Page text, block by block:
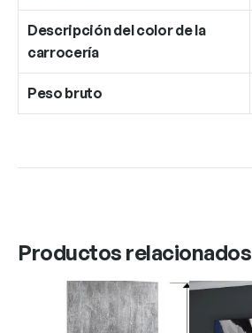
Descripción del color de la
carrocería
Peso bruto
Productos relacionados